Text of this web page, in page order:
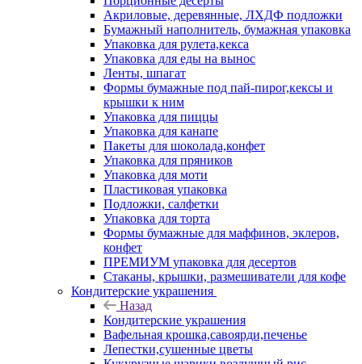
Акриловые, деревянные, ЛХДФ подложки
Бумажный наполнитель, бумажная упаковка
Упаковка для рулета,кекса
Упаковка для еды на вынос
Ленты, шпагат
Формы бумажные под пай-пирог,кексы и
крышки к ним
Упаковка для пиццы
Упаковка для канапе
Пакеты для шоколада,конфет
Упаковка для пряников
Упаковка для моти
Пластиковая упаковка
Подложки, салфетки
Упаковка для торта
Формы бумажные для маффинов, эклеров,
конфет
ПРЕМИУМ упаковка для десертов
Стаканы, крышки, размешиватели для кофе
Кондитерские украшения
Назад
Кондитерские украшения
Вафельная крошка,савоярди,печенье
Лепестки,сушенные цветы